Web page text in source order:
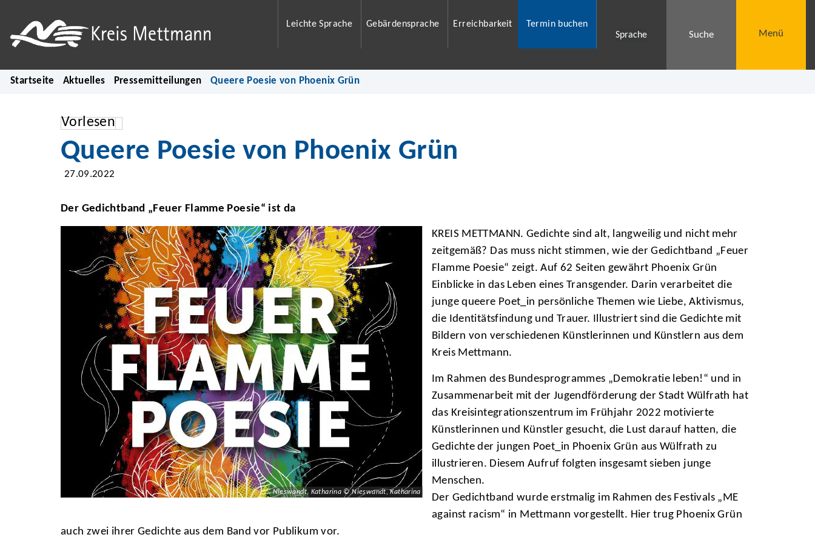
Leichte Sprache Gebärdensprache Erreichbarkeit
Termin buchen
Sprache
Suche Menü
Startseite Aktuelles Pressemitteilungen Queere Poesie von Phoenix Grün
Vorlesen
Queere Poesie von Phoenix Grün
27.09.2022
Der Gedichtband „Feuer Flamme Poesie“ ist da
Nieswandt, Katharina © Nieswandt, Katharina
KREIS METTMANN. Gedichte sind alt, langweilig und nicht mehr
zeitgemäß? Das muss nicht stimmen, wie der Gedichtband „Feuer
Flamme Poesie“ zeigt. Auf 62 Seiten gewährt Phoenix Grün
Einblicke in das Leben eines Transgender. Darin verarbeitet die
junge queere Poet_in persönliche Themen wie Liebe, Aktivismus,
die Identitätsfindung und Trauer. Illustriert sind die Gedichte mit
Bildern von verschiedenen Künstlerinnen und Künstlern aus dem
Kreis Mettmann.
Im Rahmen des Bundesprogrammes „Demokratie leben!“ und in
Zusammenarbeit mit der Jugendförderung der Stadt Wülfrath hat
das Kreisintegrationszentrum im Frühjahr 2022 motivierte
Künstlerinnen und Künstler gesucht, die Lust darauf hatten, die
Gedichte der jungen Poet_in Phoenix Grün aus Wülfrath zu
illustrieren. Diesem Aufruf folgten insgesamt sieben junge
Menschen.
Der Gedichtband wurde erstmalig im Rahmen des Festivals „ME
against racism“ in Mettmann vorgestellt. Hier trug Phoenix Grün
auch zwei ihrer Gedichte aus dem Band vor Publikum vor.